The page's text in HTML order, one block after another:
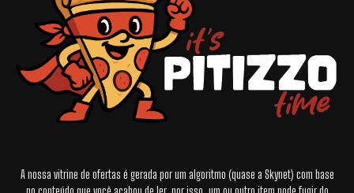
A nossa vitrine de ofertas é gerada por um algoritmo (quase a Skynet) com base